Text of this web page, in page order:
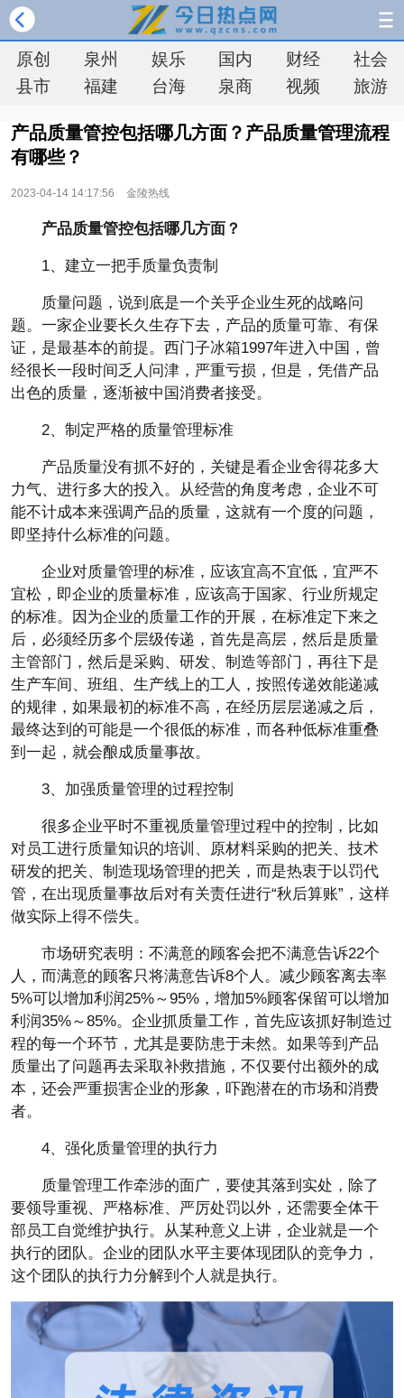
原创 泉州 娱乐 国内 财经
社会
县市
福建 台海 泉商 视频 旅游
产品质量管控包括哪几方面？产品质量管理流程
有哪些？
2023-04-14 14:17:56 金陵热线
产品质量管控包括哪几方面？
1、建立一把手质量负责制
质量问题，说到底是一个关乎企业生死的战略问
题。一家企业要长久生存下去，产品的质量可靠、有保
证，是最基本的前提。西门子冰箱1997年进入中国，曾
经很长一段时间乏人问津，严重亏损，但是，凭借产品
出色的质量，逐渐被中国消费者接受。
2、制定严格的质量管理标准
产品质量没有抓不好的，关键是看企业舍得花多大
力气、进行多大的投入。从经营的角度考虑，企业不可
能不计成本来强调产品的质量，这就有一个度的问题，
即坚持什么标准的问题。
企业对质量管理的标准，应该宜高不宜低，宜严不
宜松，即企业的质量标准，应该高于国家、行业所规定
的标准。因为企业的质量工作的开展，在标准定下来之
后，必须经历多个层级传递，首先是高层，然后是质量
主管部门，然后是采购、研发、制造等部门，再往下是
生产车间、班组、生产线上的工人，按照传递效能递减
的规律，如果最初的标准不高，在经历层层递减之后，
最终达到的可能是一个很低的标准，而各种低标准重叠
到一起，就会酿成质量事故。
3、加强质量管理的过程控制
很多企业平时不重视质量管理过程中的控制，比如
对员工进行质量知识的培训、原材料采购的把关、技术
研发的把关、制造现场管理的把关，而是热衷于以罚代
管，在出现质量事故后对有关责任进行“秋后算账”，这样
做实际上得不偿失。
市场研究表明：不满意的顾客会把不满意告诉22个
人，而满意的顾客只将满意告诉8个人。减少顾客离去率
5%可以增加利润25%～95%，增加5%顾客保留可以增加
利润35%～85%。企业抓质量工作，首先应该抓好制造过
程的每一个环节，尤其是要防患于未然。如果等到产品
质量出了问题再去采取补救措施，不仅要付出额外的成
本，还会严重损害企业的形象，吓跑潜在的市场和消费
者。
4、强化质量管理的执行力
质量管理工作牵涉的面广，要使其落到实处，除了
要领导重视、严格标准、严厉处罚以外，还需要全体干
部员工自觉维护执行。从某种意义上讲，企业就是一个
执行的团队。企业的团队水平主要体现团队的竞争力，
这个团队的执行力分解到个人就是执行。